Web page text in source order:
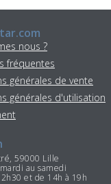
nous ?
fréquentes
générales de vente
générales d'utilisation
59000 Lille
au samedi
et de 14h à 19h